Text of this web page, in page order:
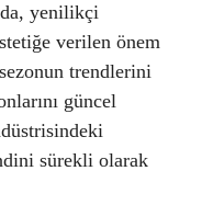
yenilikçi
verilen önem
trendlerini
güncel
sürekli olarak